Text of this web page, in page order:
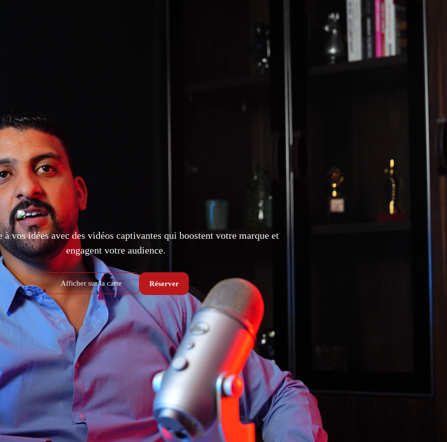
à vos idées avec des vidéos captivantes qui boostent votre marque et
engagent votre audience.
Afficher sur la carte Réserver